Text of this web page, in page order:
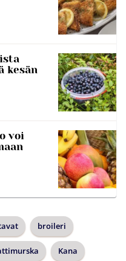
kesän
voi
broileri
Kana